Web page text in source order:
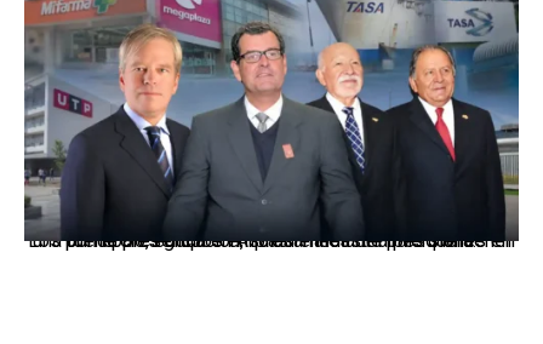
Los principales grupos empresariales del país mantienen una fuerte presencia en Áncash mediante inversiones en comercio, educación, salud e industria pesquera.